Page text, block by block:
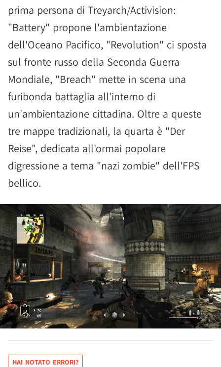
prima persona di Treyarch/Activision:
"Battery" propone l'ambientazione
dell'Oceano Pacifico, "Revolution" ci sposta
sul fronte russo della Seconda Guerra
Mondiale, "Breach" mette in scena una
furibonda battaglia all'interno di
un'ambientazione cittadina. Oltre a queste
tre mappe tradizionali, la quarta è "Der
Reise", dedicata all'ormai popolare
digressione a tema "nazi zombie" dell'FPS
bellico.
HAI NOTATO ERRORI?